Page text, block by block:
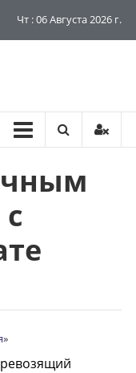
Чт : 06 Августа 2026 г.
»